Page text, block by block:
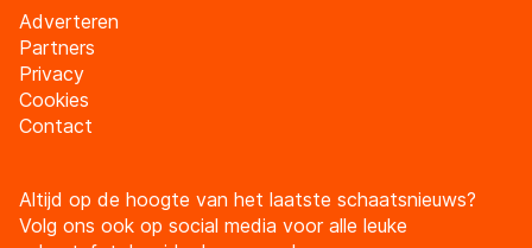
Adverteren
Partners
Privacy
Cookies
Contact
Altijd op de hoogte van het laatste schaatsnieuws?
Volg ons ook op social media voor alle leuke